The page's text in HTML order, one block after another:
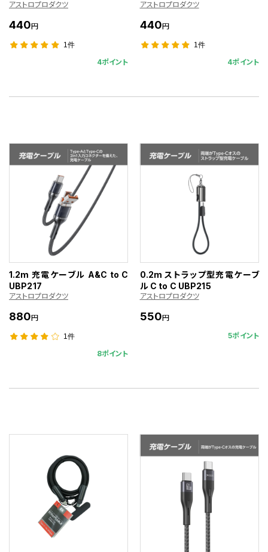
アストロプロダクツ
440円
1件
4ポイント
アストロプロダクツ
440円
1件
4ポイント
1.2m 充電ケーブル A&C to C
UBP217
アストロプロダクツ
880円
1件
8ポイント
0.2m ストラップ型充電ケーブ
ル C to C UBP215
アストロプロダクツ
550円
5ポイント